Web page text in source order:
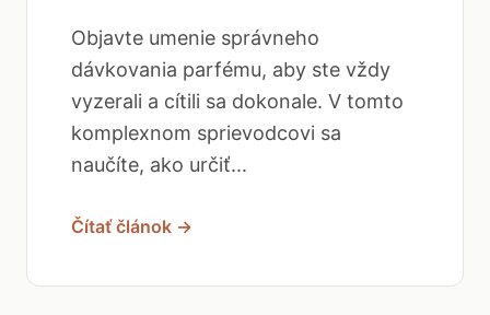
Objavte umenie správneho
dávkovania parfému, aby ste vždy
vyzerali a cítili sa dokonale. V tomto
komplexnom sprievodcovi sa
naučíte, ako určiť...
Čítať článok →